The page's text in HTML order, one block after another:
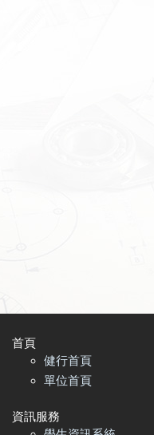
首頁​
健行首頁
單位首頁
資訊服務